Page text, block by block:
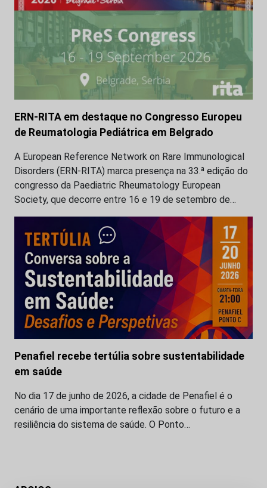
ERN-RITA em destaque no Congresso Europeu
de Reumatologia Pediátrica em Belgrado
A European Reference Network on Rare Immunological
Disorders (ERN-RITA) marca presença na 33.ª edição do
congresso da Paediatric Rheumatology European
Society, que decorre entre 16 e 19 de setembro de…
Penafiel recebe tertúlia sobre sustentabilidade
em saúde
No dia 17 de junho de 2026, a cidade de Penafiel é o
cenário de uma importante reflexão sobre o futuro e a
resiliência do sistema de saúde. O Ponto…